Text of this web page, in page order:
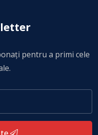
pentru a primi cele